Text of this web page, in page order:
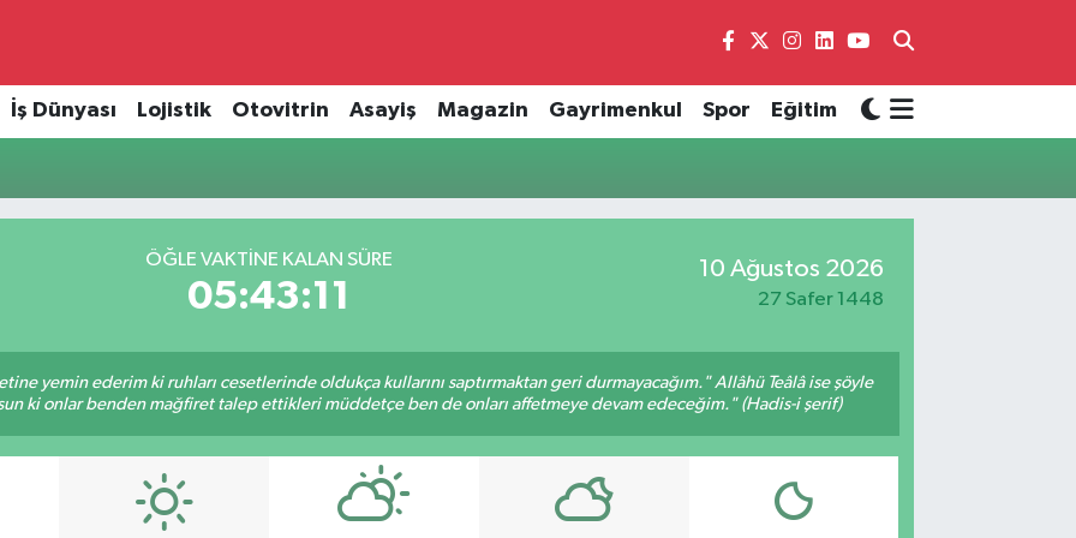
İş Dünyası Lojistik Otovitrin Asayiş Magazin Gayrimenkul Spor Eğitim
ÖĞLE VAKTINE KALAN SÜRE
05:43:11
10 Ağustos 2026
27 Safer 1448
yemin ederim ki ruhları cesetlerinde oldukça kullarını saptırmaktan geri durmayacağım." Allâhü Teâlâ ise şöyle
ki onlar benden mağfiret talep ettikleri müddetçe ben de onları affetmeye devam edeceğim." (Hadis-i şerif)